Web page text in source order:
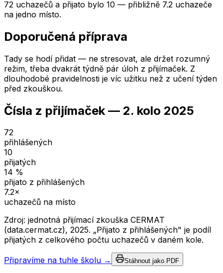
72 uchazečů a přijato bylo 10 — přibližně 7.2 uchazeče
na jedno místo.
Doporučená příprava
Tady se hodí přidat — ne stresovat, ale držet rozumný
režim, třeba dvakrát týdně pár úloh z přijímaček. Z
dlouhodobé pravidelnosti je víc užitku než z učení týden
před zkouškou.
Čísla z přijímaček — 2. kolo 2025
72
přihlášených
10
přijatých
14 %
přijato z přihlášených
7.2×
uchazečů na místo
Zdroj: jednotná přijímací zkouška CERMAT
(data.cermat.cz), 2025. „Přijato z přihlášených" je podíl
přijatých z celkového počtu uchazečů v daném kole.
Připravíme na tuhle školu → Stáhnout jako PDF